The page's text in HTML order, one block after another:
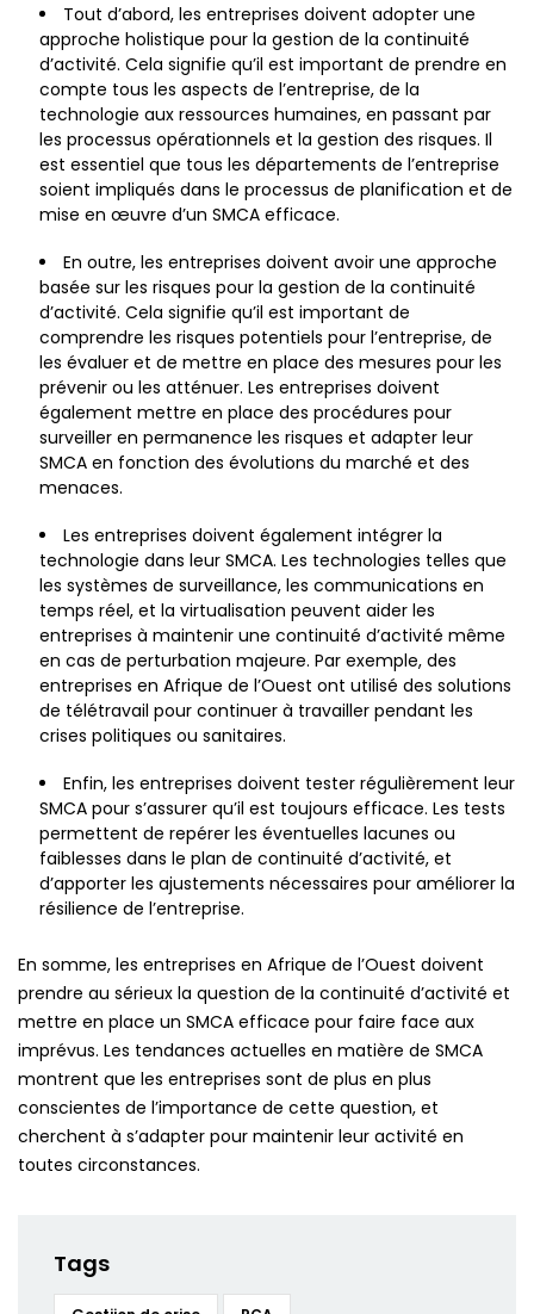
Tout d’abord, les entreprises doivent adopter une
approche holistique pour la gestion de la continuité
d’activité. Cela signifie qu’il est important de prendre en
compte tous les aspects de l’entreprise, de la
technologie aux ressources humaines, en passant par
les processus opérationnels et la gestion des risques. Il
est essentiel que tous les départements de l’entreprise
soient impliqués dans le processus de planification et de
mise en œuvre d’un SMCA efficace.
En outre, les entreprises doivent avoir une approche
basée sur les risques pour la gestion de la continuité
d’activité. Cela signifie qu’il est important de
comprendre les risques potentiels pour l’entreprise, de
les évaluer et de mettre en place des mesures pour les
prévenir ou les atténuer. Les entreprises doivent
également mettre en place des procédures pour
surveiller en permanence les risques et adapter leur
SMCA en fonction des évolutions du marché et des
menaces.
Les entreprises doivent également intégrer la
technologie dans leur SMCA. Les technologies telles que
les systèmes de surveillance, les communications en
temps réel, et la virtualisation peuvent aider les
entreprises à maintenir une continuité d’activité même
en cas de perturbation majeure. Par exemple, des
entreprises en Afrique de l’Ouest ont utilisé des solutions
de télétravail pour continuer à travailler pendant les
crises politiques ou sanitaires.
Enfin, les entreprises doivent tester régulièrement leur
SMCA pour s’assurer qu’il est toujours efficace. Les tests
permettent de repérer les éventuelles lacunes ou
faiblesses dans le plan de continuité d’activité, et
d’apporter les ajustements nécessaires pour améliorer la
résilience de l’entreprise.
En somme, les entreprises en Afrique de l’Ouest doivent
prendre au sérieux la question de la continuité d’activité et
mettre en place un SMCA efficace pour faire face aux
imprévus. Les tendances actuelles en matière de SMCA
montrent que les entreprises sont de plus en plus
conscientes de l’importance de cette question, et
cherchent à s’adapter pour maintenir leur activité en
toutes circonstances.
Tags